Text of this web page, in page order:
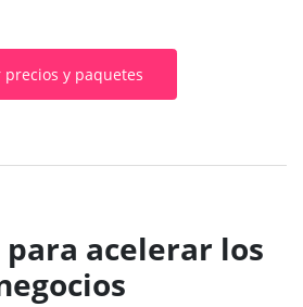
precios y paquetes
acelerar los